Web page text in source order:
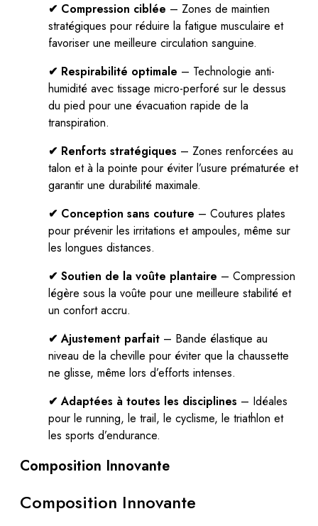
✔ Compression ciblée – Zones de maintien
stratégiques pour réduire la fatigue musculaire et
favoriser une meilleure circulation sanguine.
✔ Respirabilité optimale – Technologie anti-
humidité avec tissage micro-perforé sur le dessus
du pied pour une évacuation rapide de la
transpiration.
✔ Renforts stratégiques – Zones renforcées au
talon et à la pointe pour éviter l’usure prématurée et
garantir une durabilité maximale.
✔ Conception sans couture – Coutures plates
pour prévenir les irritations et ampoules, même sur
les longues distances.
✔ Soutien de la voûte plantaire – Compression
légère sous la voûte pour une meilleure stabilité et
un confort accru.
✔ Ajustement parfait – Bande élastique au
niveau de la cheville pour éviter que la chaussette
ne glisse, même lors d’efforts intenses.
✔ Adaptées à toutes les disciplines – Idéales
pour le running, le trail, le cyclisme, le triathlon et
les sports d’endurance.
Composition Innovante
Composition Innovante